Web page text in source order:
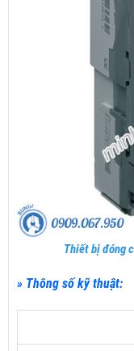
Thiết bị đóng
» Thông số kỹ thuật: